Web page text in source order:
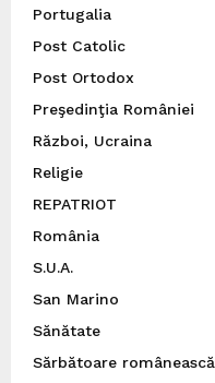
Portugalia
Post Catolic
Post Ortodox
Preşedinţia României
Război, Ucraina
Religie
REPATRIOT
România
S.U.A.
San Marino
Sănătate
Sărbătoare românească